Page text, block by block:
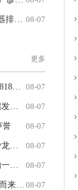
08-07
名
更多
08-07
启
08-07
章
08-07
誉
08-07
？
08-07
台
08-07
？








